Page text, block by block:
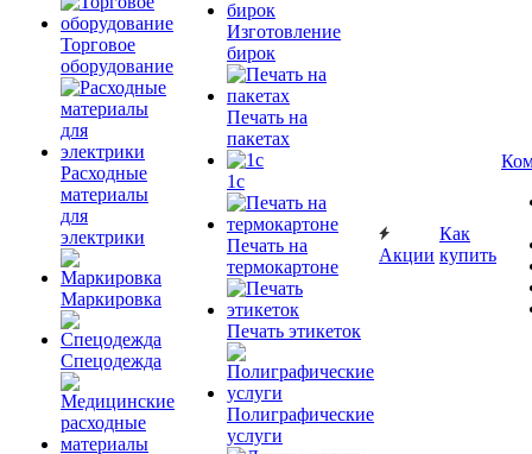
Торговое
оборудование
Расходные
материалы
для
электрики
Маркировка
Спецодежда
Изготовление
бирок
Печать на
пакетах
1c
Печать на
термокартоне
Печать этикеток
Полиграфические
услуги
Акции
Как
купить